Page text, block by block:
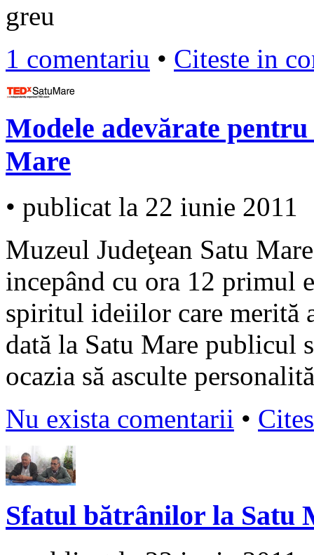
greu
1 comentariu • Citeste in
Modele adevărate
Mare
• publicat la 22 iunie 2011
Muzeul Judeţean Satu
incepând cu ora 12 primul
spiritul ideiilor care merită
dată la Satu Mare publicul
ocazia să asculte
Nu exista comentarii •
Sfatul bătrânilor la Satu